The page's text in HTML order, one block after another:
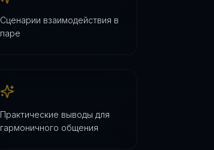
Сценарии взаимодействия в
паре
Практические выводы для
гармоничного общения